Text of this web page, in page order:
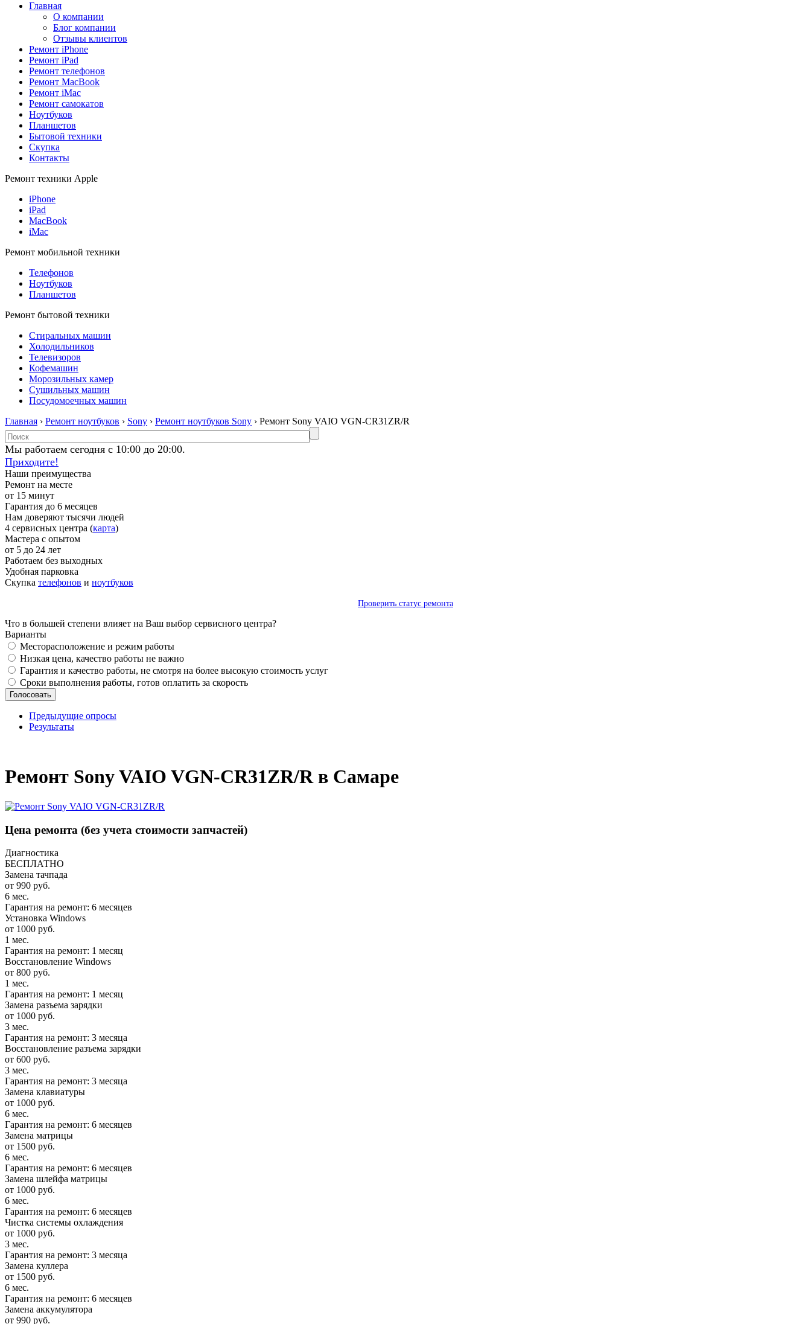
Главная
О компании
Блог компании
Отзывы клиентов
Ремонт iPhone
Ремонт iPad
Ремонт телефонов
Ремонт MacBook
Ремонт iMac
Ремонт самокатов
Ноутбуков
Планшетов
Бытовой техники
Скупка
Контакты
Ремонт техники Apple
iPhone
iPad
MacBook
iMac
Ремонт мобильной техники
Телефонов
Ноутбуков
Планшетов
Ремонт бытовой техники
Стиральных машин
Холодильников
Телевизоров
Кофемашин
Морозильных камер
Сушильных машин
Посудомоечных машин
Главная › Ремонт ноутбуков › Sony › Ремонт ноутбуков Sony › Ремонт Sony VAIO VGN-CR31ZR/R
Мы работаем сегодня с 10:00 до 20:00.
Приходите!
Наши преимущества
Ремонт на месте
от 15 минут
Гарантия до 6 месяцев
Нам доверяют тысячи людей
4 сервисных центра (карта)
Мастера с опытом
от 5 до 24 лет
Работаем без выходных
Удобная парковка
Скупка телефонов и ноутбуков
Проверить статус ремонта
Что в большей степени влияет на Ваш выбор сервисного центра?
Варианты
Месторасположение и режим работы
Низкая цена, качество работы не важно
Гарантия и качество работы, не смотря на более высокую стоимость услуг
Сроки выполнения работы, готов оплатить за скорость
Предыдущие опросы
Результаты
Ремонт Sony VAIO VGN-CR31ZR/R в Самаре
Цена ремонта (без учета стоимости запчастей)
Диагностика
БЕСПЛАТНО
Замена тачпада
от 990 руб.
6 мес.
Гарантия на ремонт: 6 месяцев
Установка Windows
от 1000 руб.
1 мес.
Гарантия на ремонт: 1 месяц
Восстановление Windows
от 800 руб.
1 мес.
Гарантия на ремонт: 1 месяц
Замена разъема зарядки
от 1000 руб.
3 мес.
Гарантия на ремонт: 3 месяца
Восстановление разъема зарядки
от 600 руб.
3 мес.
Гарантия на ремонт: 3 месяца
Замена клавиатуры
от 1000 руб.
6 мес.
Гарантия на ремонт: 6 месяцев
Замена матрицы
от 1500 руб.
6 мес.
Гарантия на ремонт: 6 месяцев
Замена шлейфа матрицы
от 1000 руб.
6 мес.
Гарантия на ремонт: 6 месяцев
Чистка системы охлаждения
от 1000 руб.
3 мес.
Гарантия на ремонт: 3 месяца
Замена куллера
от 1500 руб.
6 мес.
Гарантия на ремонт: 6 месяцев
Замена аккумулятора
от 990 руб.